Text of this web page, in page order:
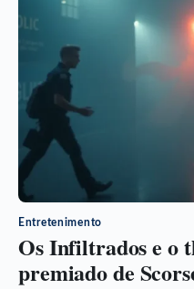
Entretenimento
Os Infiltrados e o
premiado de